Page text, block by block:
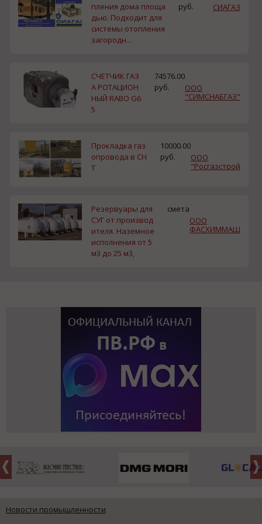
пления дома площа
дью. Подходит для
системы отопления
загородн...
руб.
СИАГАЗ
СЧЕТЧИК ГАЗ
А РОТАЦИОН
НЫЙ RABO G6
5
74576.00
руб.
ООО
"СИМСНАБГАЗ"
Прокладка газ
опровода в СН
Т
10000.00
руб.
ООО
"Росгазстрой
Резервуары для
СУГ от производ
ителя. Наземное
исполнения от 5
м3 до 25 м3,
смета
ООО
ФАСХИММАШ
Новости промышленности